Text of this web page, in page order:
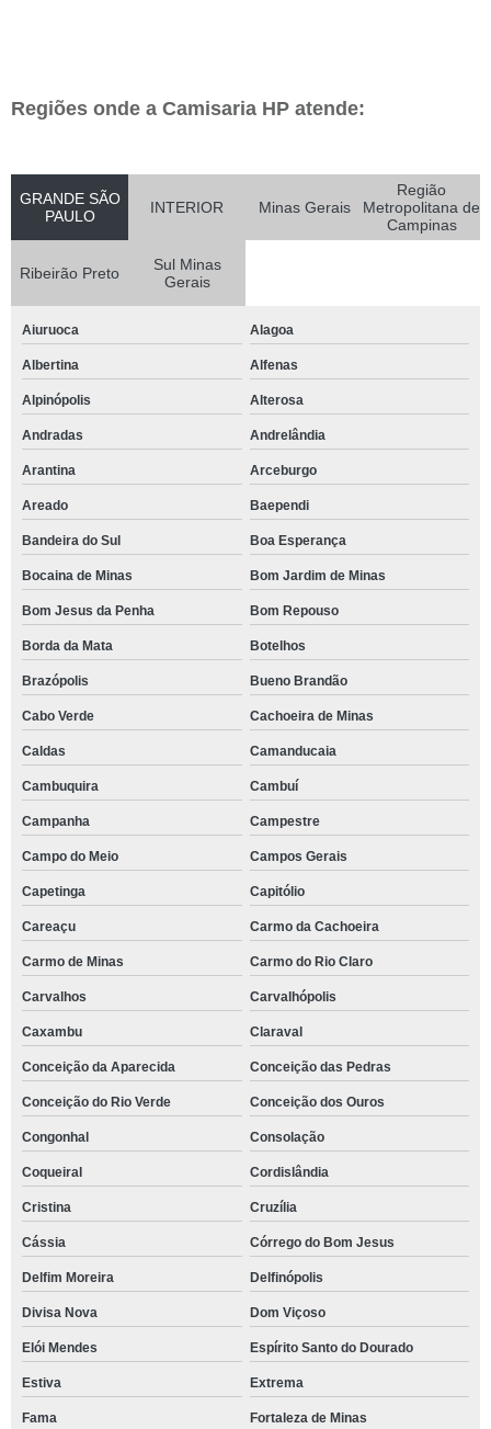
Regiões onde a Camisaria HP atende:
GRANDE SÃO
PAULO
INTERIOR Minas Gerais
Região
Metropolitana de
Campinas
Ribeirão Preto
Sul Minas
Gerais
Aiuruoca Alagoa
Albertina Alfenas
Alpinópolis Alterosa
Andradas Andrelândia
Arantina Arceburgo
Areado Baependi
Bandeira do Sul Boa Esperança
Bocaina de Minas Bom Jardim de Minas
Bom Jesus da Penha Bom Repouso
Borda da Mata Botelhos
Brazópolis Bueno Brandão
Cabo Verde Cachoeira de Minas
Caldas Camanducaia
Cambuquira Cambuí
Campanha Campestre
Campo do Meio Campos Gerais
Capetinga Capitólio
Careaçu Carmo da Cachoeira
Carmo de Minas Carmo do Rio Claro
Carvalhos Carvalhópolis
Caxambu Claraval
Conceição da Aparecida Conceição das Pedras
Conceição do Rio Verde Conceição dos Ouros
Congonhal Consolação
Coqueiral Cordislândia
Cristina Cruzília
Cássia Córrego do Bom Jesus
Delfim Moreira Delfinópolis
Divisa Nova Dom Viçoso
Elói Mendes Espírito Santo do Dourado
Estiva Extrema
Fama Fortaleza de Minas